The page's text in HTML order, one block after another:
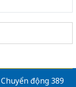
Chuyển động 389